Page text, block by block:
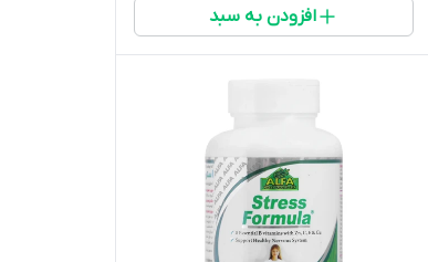
افزودن به سبد